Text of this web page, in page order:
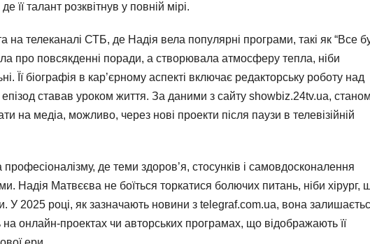
талант розквітнув у повній мірі.
на телеканалі СТБ, де Надія вела популярні програми, такі як “Все
про повсякденні поради, а створювала атмосферу тепла, ніби
Її біографія в кар’єрному аспекті включає редакторську роботу над
ставав уроком життя. За даними з сайту showbiz.24tv.ua,
на медіа, можливо, через нові проекти після паузи в телевізійній
професіоналізму, де теми здоров’я, стосунків і самовдосконалення
Надія Матвєєва не боїться торкатися болючих питань, ніби хірург,
У 2025 році, як зазначають новини з telegraf.com.ua, вона
онлайн-проектах чи авторських програмах, що відображають її